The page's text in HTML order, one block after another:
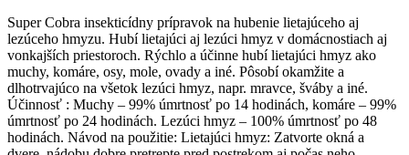
Super Cobra insekticídny prípravok na hubenie lietajúceho aj
lezúceho hmyzu. Hubí lietajúci aj lezúci hmyz v domácnostiach aj
vonkajších priestoroch. Rýchlo a účinne hubí lietajúci hmyz ako
muchy, komáre, osy, mole, ovady a iné. Pôsobí okamžite a
dlhotrvajúco na všetok lezúci hmyz, napr. mravce, šváby a iné.
Účinnosť : Muchy – 99% úmrtnosť po 14 hodinách, komáre – 99%
úmrtnosť po 24 hodinách. Lezúci hmyz – 100% úmrtnosť po 48
hodinách. Návod na použitie: Lietajúci hmyz: Zatvorte okná a